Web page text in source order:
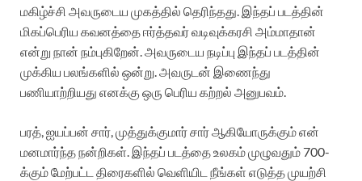
மகிழ்ச்சி அவருடைய முகத்தில் தெரிந்தது. இந்தப் படத்தின்
மிகப்பெரிய கவனத்தை ஈர்த்தவர் வடிவுக்கரசி அம்மாதான்
என்று நான் நம்புகிறேன். அவருடைய நடிப்பு இந்தப் படத்தின்
முக்கிய பலங்களில் ஒன்று. அவருடன் இணைந்து
பணியாற்றியது எனக்கு ஒரு பெரிய கற்றல் அனுபவம்.
பரத், ஐயப்பன் சார், முத்துக்குமார் சார் ஆகியோருக்கும் என்
மனமார்ந்த நன்றிகள். இந்தப் படத்தை உலகம் முழுவதும் 700-
க்கும் மேற்பட்ட திரைகளில் வெளியிட நீங்கள் எடுத்த முயற்சி